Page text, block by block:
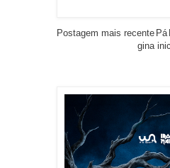
Postagem mais recente Pá
gina